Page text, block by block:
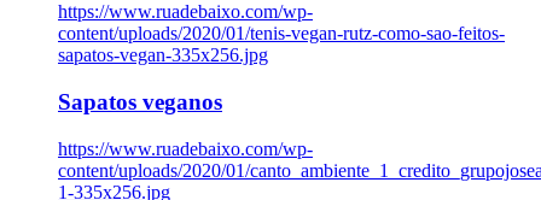
https://www.ruadebaixo.com/wp-
content/uploads/2020/01/tenis-vegan-rutz-como-sao-feitos-
sapatos-vegan-335x256.jpg
Sapatos veganos
https://www.ruadebaixo.com/wp-
content/uploads/2020/01/
1-335x256.jpg